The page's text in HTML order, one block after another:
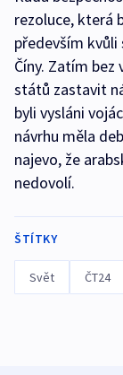
rezoluce, která
především
Číny. Zatím bez
států zastavit
byli vysláni
návrhu měla
najevo, že
nedovolí.
ŠTÍTKY
Svět ČT24